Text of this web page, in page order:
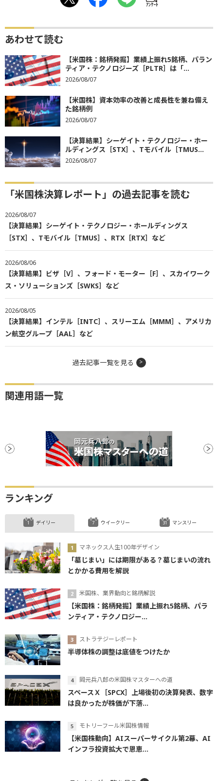
ｱﾝｹｰﾄ
あわせて読む
【米国株：銘柄発掘】業績上振れ5銘柄、パラン
ティア・テクノロジーズ［PLTR］は「...
2026/08/07
【米国株】資本効率の改善と成長性を兼ね備え
た銘柄例
2026/08/07
【決算結果】シーゲイト・テクノロジー・ホー
ルディングス［STX］、Tモバイル［TMUS...
2026/08/07
「米国株決算レポート」の過去記事を読む
2026/08/07
【決算結果】シーゲイト・テクノロジー・ホールディングス
［STX］、Tモバイル［TMUS］、RTX［RTX］など
2026/08/06
【決算結果】ビザ［V］、フォード・モーター［F］、スカイワーク
ス・ソリューションズ［SWKS］など
2026/08/05
【決算結果】インテル［INTC］、スリーエム［MMM］、アメリカ
ン航空グループ［AAL］など
過去記事一覧を見る
関連用語一覧
ランキング
デイリー
マネックス人生100年デザイン
「墓じまい」には期限がある？墓じまいの流れ
とかかる費用を解説
米国株、業界動向と銘柄解説
【米国株：銘柄発掘】業績上振れ5銘柄、パラ
ンティア・テクノロジー...
ストラテジーレポート
半導体株の調整は底値をつけたか
岡元兵八郎の米国株マスターへの道
スペースＸ［SPCX］上場後初の決算発表、数字
は良かったが株価が下落...
モトリーフール米国株情報
【米国株動向】AIスーパーサイクル第2幕、AI
インフラ投資拡大で恩恵...
ウイークリー マンスリー